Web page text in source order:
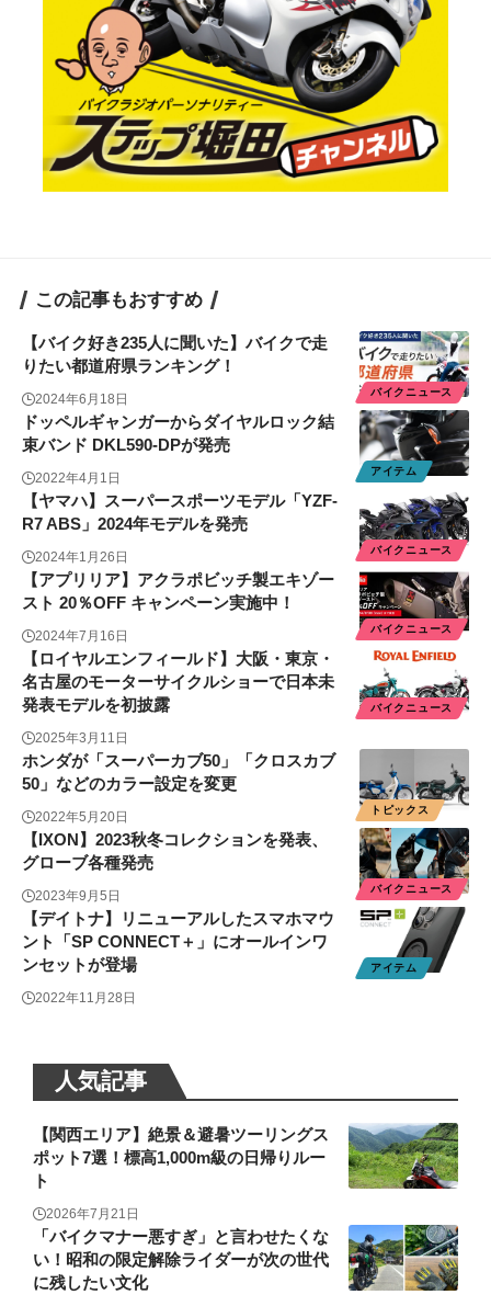
この記事もおすすめ
バイクニュース
【バイク好き235人に聞いた】バイクで走
りたい都道府県ランキング！
2024年6月18日
アイテム
ドッペルギャンガーからダイヤルロック結
束バンド DKL590-DPが発売
2022年4月1日
バイクニュース
【ヤマハ】スーパースポーツモデル「YZF-
R7 ABS」2024年モデルを発売
2024年1月26日
バイクニュース
【アプリリア】アクラポビッチ製エキゾー
スト 20％OFF キャンペーン実施中！
2024年7月16日
バイクニュース
【ロイヤルエンフィールド】大阪・東京・
名古屋のモーターサイクルショーで日本未
発表モデルを初披露
2025年3月11日
トピックス
ホンダが「スーパーカブ50」「クロスカブ
50」などのカラー設定を変更
2022年5月20日
バイクニュース
【IXON】2023秋冬コレクションを発表、
グローブ各種発売
2023年9月5日
アイテム
【デイトナ】リニューアルしたスマホマウ
ント「SP CONNECT＋」にオールインワ
ンセットが登場
2022年11月28日
人気記事
【関西エリア】絶景＆避暑ツーリングス
ポット7選！標高1,000m級の日帰りルー
ト
2026年7月21日
「バイクマナー悪すぎ」と言わせたくな
い！昭和の限定解除ライダーが次の世代
に残したい文化